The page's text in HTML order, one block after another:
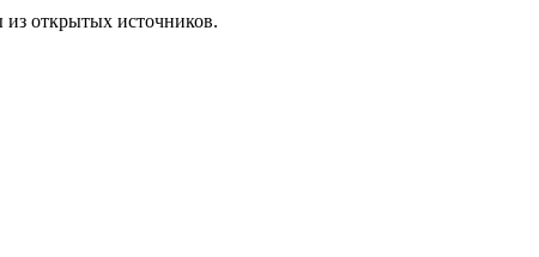
из открытых источников.